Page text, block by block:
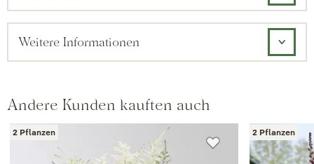
Weitere Informationen
Andere Kunden kauften auch
2 Pflanzen 2 Pflanzen